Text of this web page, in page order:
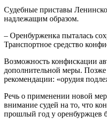
Судебные приставы
надлежащим образом.
– Оренбурженка пыталась
Транспортное средство
Возможность конфискации
дополнительной меры. Позже
рекомендации: «орудия
Речь о применении новой
внимание судей на то, что
прошлый год у оренбуржцев